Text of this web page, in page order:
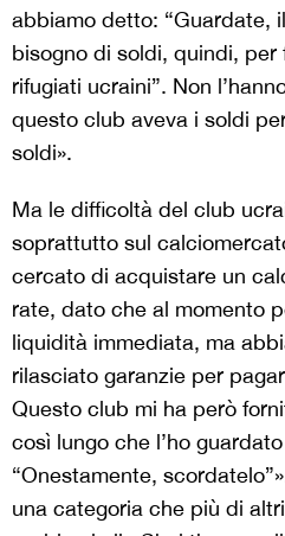
abbiamo detto: “Guardate,
bisogno di soldi, quindi, per
rifugiati ucraini”. Non
questo club aveva i soldi
soldi».
Ma le difficoltà del club
soprattutto sul
cercato di acquistare un
rate, dato che al momento
liquidità immediata, ma
rilasciato garanzie per
Questo club mi ha però
così lungo che l’ho
“Onestamente,
una categoria che più di